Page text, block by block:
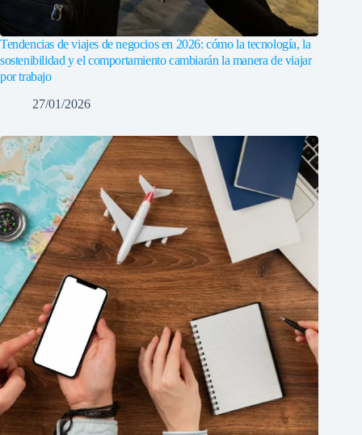
Tendencias de viajes de negocios en 2026: cómo la tecnología, la
sostenibilidad y el comportamiento cambiarán la manera de viajar
por trabajo
27/01/2026